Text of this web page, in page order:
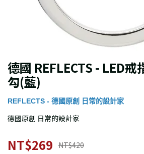
德國 REFLECTS - LED
勾(藍)
REFLECTS - 德國原創 日常的設計家
德國原創 日常的設計家
NT$269 NT$420